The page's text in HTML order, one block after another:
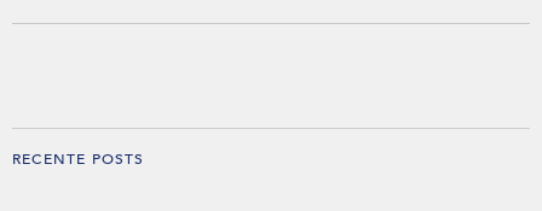
RECENTE POSTS